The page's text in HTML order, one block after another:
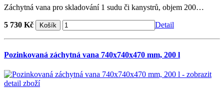
Záchytná vana pro skladování 1 sudu či kanystrů, objem 200…
5 730 Kč Detail
Pozinkovaná záchytná vana 740x740x470 mm, 200 l